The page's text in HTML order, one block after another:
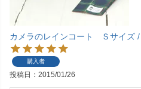
カメラのレインコート Ｓサイズ /
購入者
投稿日 2015/01/26